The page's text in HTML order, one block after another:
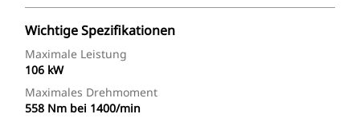
Wichtige Spezifikationen
Maximale Leistung
106 kW
Maximales Drehmoment
558 Nm bei 1400/min